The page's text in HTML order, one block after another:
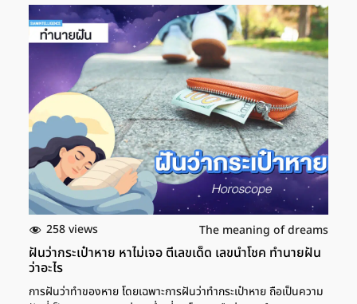
โอกาสขยายกิจการ หรือการเติบโตในหน้าที่การงาน หากใครลงทุนอยู่
ก็จะได้รับกำไรที่ดี ขยับขยายธุรกิจได้ แต่ก็ควรระวังเรื่องการลงทุนที่
เกินตัว เพราะอาจจะทำให้จัดการการเงินได้ไม่ดีพอ เลขเด็ด ฝันเห็น
ประจำเดือนของตัวเอง ส่วนใครที่ฝันว่าเห็นเลือดประจำเดือนของตัว
เอง ถือเป็นฝันที่ดี เพราะหมายถึงการบอกโชคลาภ ช่วงนี้ให้แสวงหา
โชคยังสถานที่ที่ยังไม่เคยเดินทางไป แล้วจะเจอกับโชคลาภ บางคนก็
อาจจะเป็นการเปลี่ยนดวงจากร้ายเป็นดี ส่วนการเงินเป็นช่วงที่ควรรัด
เข็มขัดให้แน่น ไม่ควรใช้จ่ายเกินตัวหรือตามใจตัวเองเกินไป เพราะจะ
ส่งผลให้เกิดปัญหาด้านการเงินได้ในอนาคต เลขเด็ด ฝันว่ามีรอบเดือน
ประจำเดือนเลอะขา ส่วนใครที่ฝันว่าประจำเดือนเปื้อนขาเยอะมากๆ ถือ
เป็นฝันที่ดี โดยเฉพาะคนที่ป่วยหรือไม่สบาย เพราะจะหมายถึงการหาย
จากการเจ็บป่วย หรืออาการป่วยทุเลาลง ช่วงนี้อาจจะมีเรื่องเข้ามากระ
ทบกับความรู้สึกอยู่บ้าง ให้มองว่าเป็นเรื่องธรรมดาของชีวิต ให้ใช้สติ
ในการดำเนินชีวิต อาจจะลองหาเวลาพักผ่อน เพื่ออยู่กับตัวเองให้มาก
ขึ้น เลขเด็ด ฝันเห็นเลือดประจำเดือน นอกจากนี้ การฝันเห็นเลือด
ประจำเดือน ไม่ว่าจะในรูปแบบใดก็ตาม หากยึดตามตำราโบราณแล้ว จะ
หมายถึงการมีงานเลี้ยงสังสรรค์ หรืองานเลี้ยง โดยเฉพาะผู้ที่เป็น
เจ้าของกิจการ จะหมายถึงการได้ขยับขยายกิจการ […]
258 views The meaning of dreams
ฝันว่ากระเป๋าหาย หาไม่เจอ ตีเลขเด็ด เลขนำโชค ทำนายฝัน
ว่าอะไร
การฝันว่าทำของหาย โดยเฉพาะการฝันว่าทำกระเป๋าหาย ถือเป็นความ